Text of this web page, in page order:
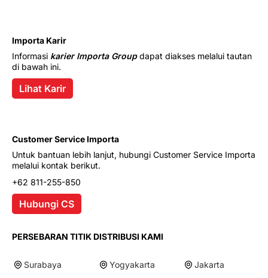
Importa Karir
Informasi karier Importa Groupdapat diakses melalui tautan
di bawah ini.
Lihat Karir
Customer Service Importa
Untuk bantuan lebih lanjut, hubungi Customer Service Importa
melalui kontak berikut.
+62 811-255-850
Hubungi CS
PERSEBARAN TITIK DISTRIBUSI KAMI
Surabaya Yogyakarta
Jakarta